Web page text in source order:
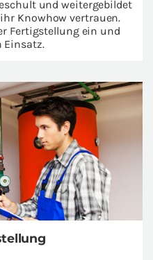
und wei­ter­ge­bil­det
Know­how ver­trau­en.
Fe­r­tig­stel­lung ein und
Ein­satz.